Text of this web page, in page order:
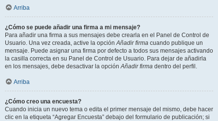
Arriba
¿Cómo se puede añadir una firma a mi mensaje?
Para añadir una firma a sus mensajes debe crearla en el Panel de Control de
Usuario. Una vez creada, active la opciónAñadir firma cuando publique un
mensaje. Puede asignar una firma por defecto a todos sus mensajes activando
la casilla correcta en su Panel de Control de Usuario. Para dejar de añadirla
en los mensajes, debe desactivar la opciónAñadir firma dentro del perfil.
Arriba
¿Cómo creo una encuesta?
Cuando inicia un nuevo tema o edita el primer mensaje del mismo, debe hacer
clic en la etiqueta “Agregar Encuesta” debajo del formulario de publicación; si